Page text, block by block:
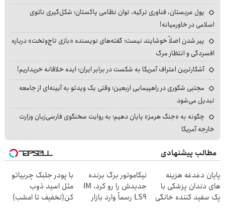
پول عربستان، فناوری ترکیه، توان نظامی پاکستان؛ شکل‌گیری ناتوی
اسلامی در خاورمیانه!
پیر شدن اصلاً خوشایند نیست؛ گفته‌های نویسنده «بازی تاج‌وتخت» درباره
افسردگی و انتظار مرگ
آشکارترین اعتراف آمریکا به شکست در برابر ایران؛ ایده خلاقانه خریداریم!
مجتبی شکوری در راهپیمایی اربعین؛ وقتی یک ویدئو به آیینه‌ای از جامعه
تبدیل می‌شود
چگونه به «جنگ هرمز» پایان دهیم؛ به روایت سخنگوی فارسی‌زبان وزارت
خارجه آمریکا
مطالب پیشنهادی
پایان دغدغه هزینه
های دندان پزشکی با
پک سفید کننده خانگی
نیکاموتور برگ برنده
جدیدش را رو کرد، IM
LS9 رسماً وارد بازار
با پودر جلبک چربیاتو
مثل اسید ذوب
کن(تخفیف تا امشب)